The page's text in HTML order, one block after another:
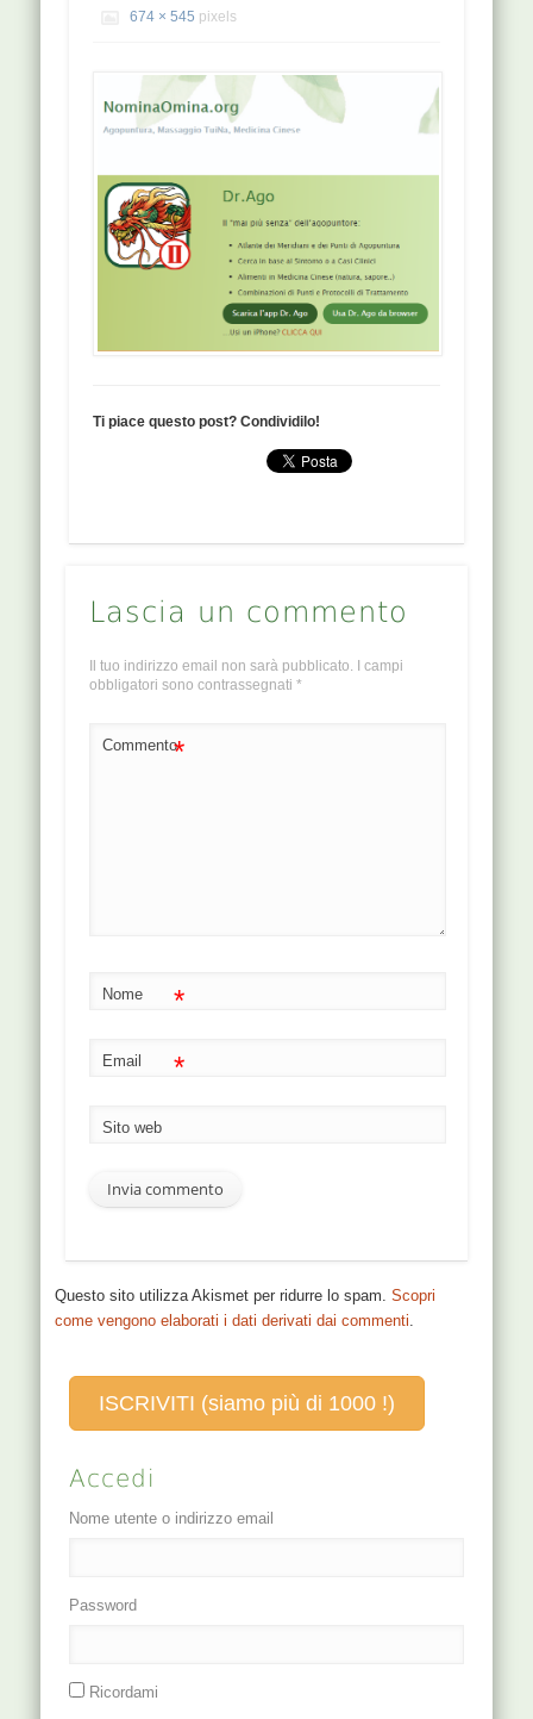
674 × 545 pixels
Ti piace questo post? Condividilo!
Lascia un commento
Il tuo indirizzo email non sarà pubblicato.
I campi
obbligatori sono contrassegnati *
Commento*
Nome *
Email *
Sito web
Questo sito utilizza Akismet per ridurre lo spam.Scopri
come vengono elaborati i dati derivati dai commenti
ISCRIVITI (siamo più di 1000 !)
Accedi
Nome utente o indirizzo email
Password
Ricordami